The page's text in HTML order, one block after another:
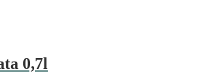
0,7l